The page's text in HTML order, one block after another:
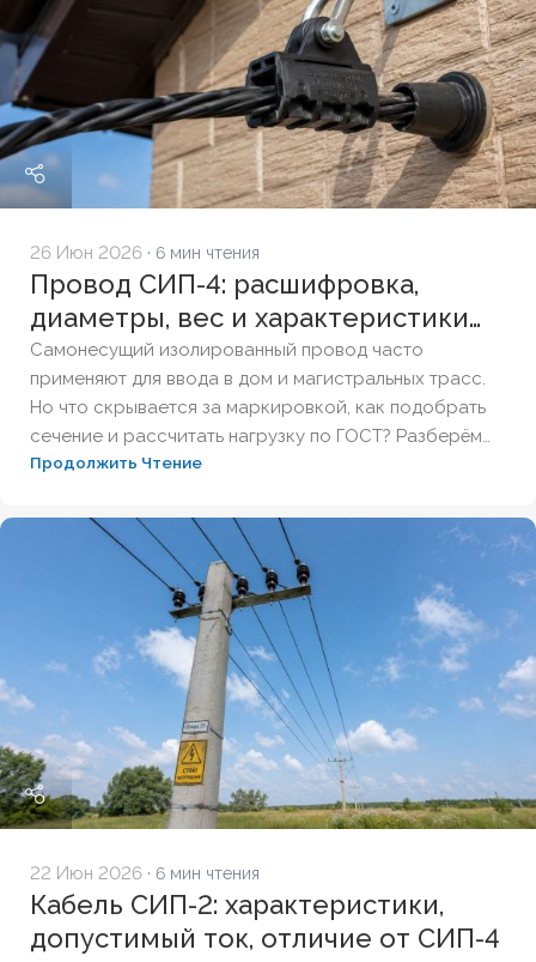
26 Июн 2026 · 6 мин чтения
Провод СИП-4: расшифровка,
диаметры, вес и характеристики
по ГОСТ
Самонесущий изолированный провод часто
применяют для ввода в дом и магистральных трасс.
Но что скрывается за маркировкой, как подобрать
сечение и рассчитать нагрузку по ГОСТ? Разберём
технические параметры, вес, диаметры и правила
Продолжить Чтение
22 Июн 2026 · 6 мин чтения
Кабель СИП-2: характеристики,
допустимый ток, отличие от СИП-4